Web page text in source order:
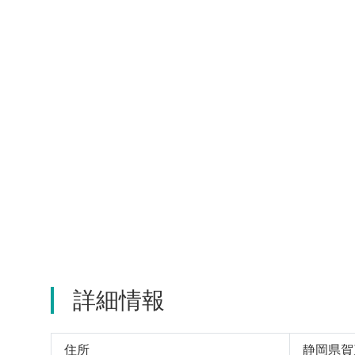
詳細情報
住所 静岡県